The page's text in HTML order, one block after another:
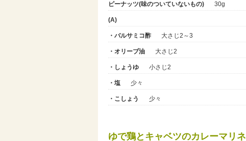
ピーナッツ(味のついていないもの) 30g
(A)
・バルサミコ酢 大さじ2～3
・オリーブ油 大さじ2
・しょうゆ 小さじ2
・塩 少々
・こしょう 少々
ゆで鶏とキャベツのカレーマリネ